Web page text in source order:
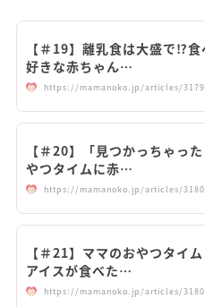
【＃19】離乳食は大盛で⁉
好きな赤ちゃん…
https://mamanoko.jp/articles/
【＃20】「見つかっちゃっ
やつタイムに赤…
https://mamanoko.jp/articles/
【＃21】ママのおやつタイ
アイスが食べた…
https://mamanoko.jp/articles/